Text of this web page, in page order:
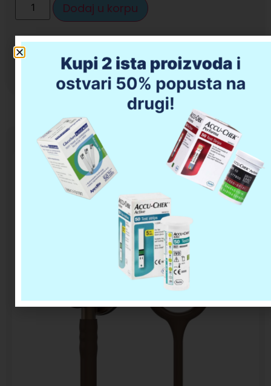
Dodaj u korpu
Opis proizvoda
Da li imate pitanja u vezi kupovine?
LITTMANN CLASSIC III Special Edition